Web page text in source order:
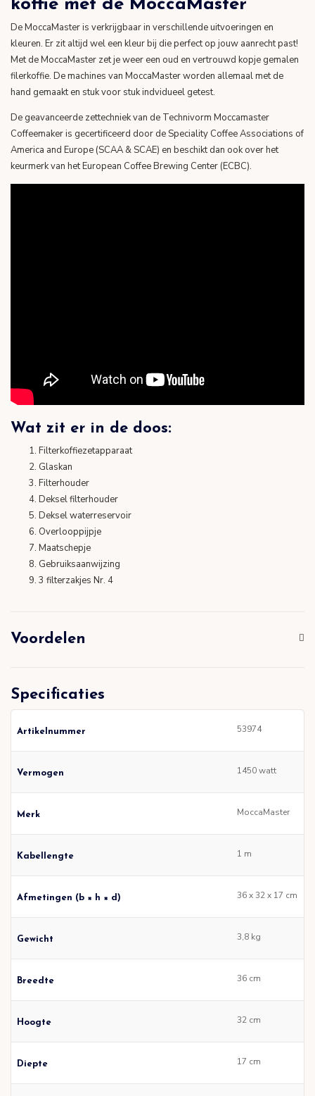
koffie met de MoccaMaster
De MoccaMaster is verkrijgbaar in verschillende uitvoeringen en
kleuren. Er zit altijd wel een kleur bij die perfect op jouw aanrecht past!
Met de MoccaMaster zet je weer een oud en vertrouwd kopje gemalen
filerkoffie. De machines van MoccaMaster worden allemaal met de
hand gemaakt en stuk voor stuk indvidueel getest.
De geavanceerde zettechniek van de Technivorm Moccamaster
Coffeemaker is gecertificeerd door de Speciality Coffee Associations of
America and Europe (SCAA & SCAE) en beschikt dan ook over het
keurmerk van het European Coffee Brewing Center (ECBC).
Wat zit er in de doos:
Filterkoffiezetapparaat
Glaskan
Filterhouder
Deksel filterhouder
Deksel waterreservoir
Overlooppijpje
Maatschepje
Gebruiksaanwijzing
3 filterzakjes Nr. 4
Voordelen
Specificaties
Artikelnummer 53974
Vermogen 1450 watt
Merk MoccaMaster
Kabellengte 1 m
Afmetingen (b × h × d) 36 x 32 x 17 cm
Gewicht 3,8 kg
Breedte 36 cm
Hoogte 32 cm
Diepte 17 cm